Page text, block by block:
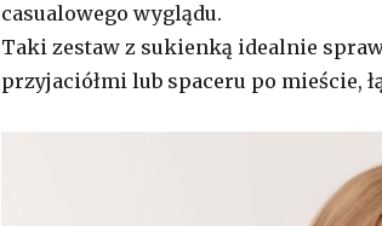
casualowego wyglądu.
Taki zestaw z sukienką idealnie
przyjaciółmi lub spaceru po mieście,